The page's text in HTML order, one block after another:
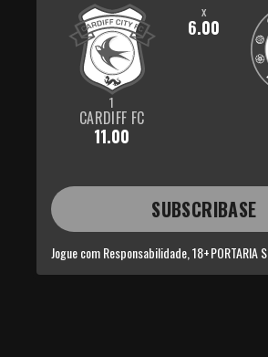
1
CARDIFF FC
11.00
x
6.00
SUBSCRIBASE
Jogue com Responsabilidade, 18+PORTARIA